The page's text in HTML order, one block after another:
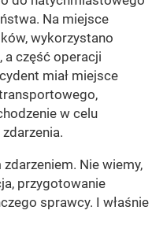
Na miejsce
wykorzystano
a część operacji
miał miejsce
w celu
Nie wiemy,
przygotowanie
sprawcy. I właśnie